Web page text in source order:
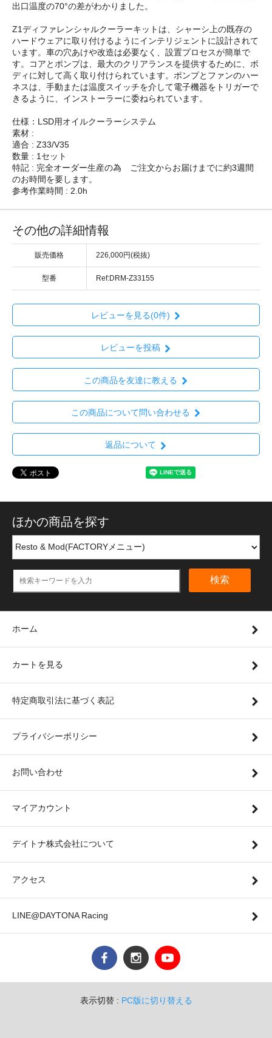
出口温度の70°の差がわかりました。
Z1ディファレンシャルクーラーキットは、シャーシ上の既存の
ハードウェアに取り付けるようにインテリジェントに設計されて
います。車の穴あけや改造は必要なく、設置プロセスが簡単で
す。コアとポンプは、最大のクリアランスを提供するために、ボ
ディに対して高く取り付けられています。ポンプとファンのハー
ネスは、手動または温度スイッチを介して電子機器をトリガーで
きるように、インストーラーに委ねられています。
仕様：LSD用オイルクーラーシステム
素材 :
適合 : Z33/V35
数量 : 1セット
特記 : 完全オーダー生産の為 ご注文からお届けまでに約3週間
のお時間を要します。
参考作業時間 : 2.0h
その他の詳細情報
販売価格 226,000円(税抜)
型番 Ref:DRM-Z33155
レビューを見る(0件)
レビューを投稿
この商品を友達に教える
この商品について問い合わせる
返品について
ほかの商品を探す
検索
ホーム
カートを見る
特定商取引法に基づく表記
プライバシーポリシー
お問い合わせ
マイアカウント
デイトナ株式会社について
アクセス
LINE@DAYTONA Racing
表示切替 : PC版に切り替える